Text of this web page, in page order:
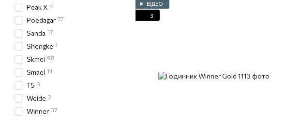
ВІДЕО
3
Peak X 4
Poedagar 77
Sanda 17
Shengke 1
Skmei 98
Smael 14
T5 3
Weide 2
Winner 37